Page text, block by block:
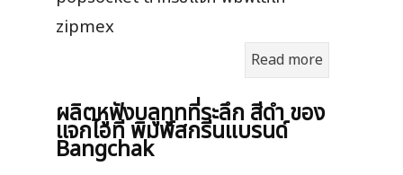
zipmex
Read more
ผลิตหูฟังบลูทูทที่ระลึก สีดำ ของ
แจกไอที พิมพ์สกรีนแบรนด์
Bangchak